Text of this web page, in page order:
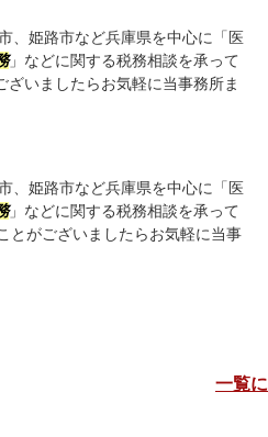
、姫路市など兵庫県を中心に「医
」などに関する税務相談を承って
いましたらお気軽に当事務所ま
、姫路市など兵庫県を中心に「医
」などに関する税務相談を承って
とがございましたらお気軽に当事
一覧